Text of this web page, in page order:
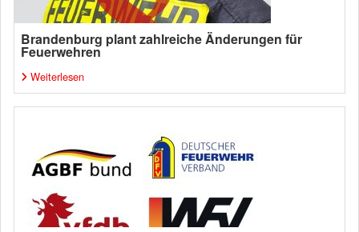
Brandenburg plant zahlreiche Änderungen für
Feuerwehren
Weiterlesen